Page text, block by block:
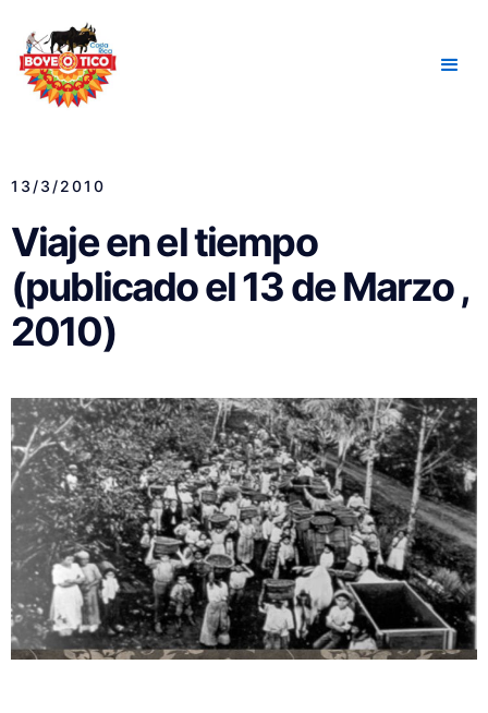
13/3/2010
Viaje en el tiempo
(publicado el 13 de Marzo ,
2010)